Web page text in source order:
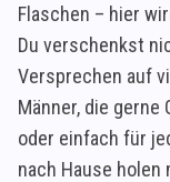
Flaschen – hier
Du verschenkst
Versprechen auf
Männer, die gerne
oder einfach für
nach Hause holen